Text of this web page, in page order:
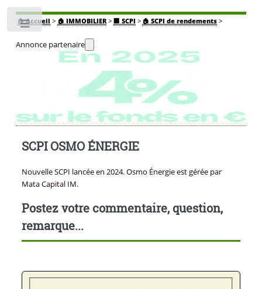
🏠Accueil > 🏠 IMMOBILIER> 🏢 SCPI > 🏠 SCPI de rendements >
Annonce partenaire
SCPI OSMO ÉNERGIE
Nouvelle SCPI lancée en 2024. Osmo Énergie est gérée par
Mata Capital IM.
Postez votre commentaire, question,
remarque...
Toggle